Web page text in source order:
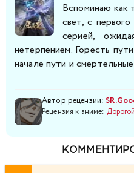
Вспоминаю как
свет, с
серией,
нетерпением. Горесть
начале пути и
Автор рецензии:
Рецензия к аниме: